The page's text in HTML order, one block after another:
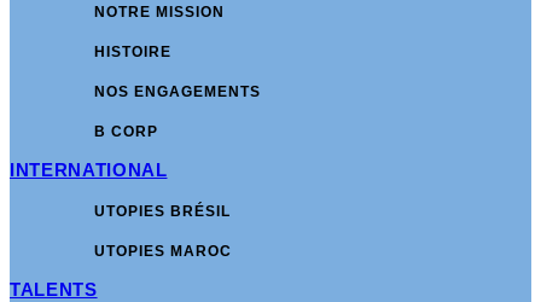
NOTRE MISSION
HISTOIRE
NOS ENGAGEMENTS
B CORP
INTERNATIONAL
UTOPIES BRÉSIL
UTOPIES MAROC
TALENTS